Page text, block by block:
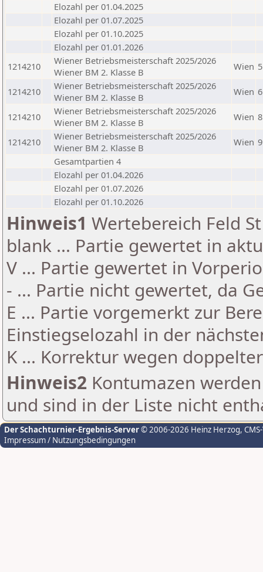
Elozahl per 01.04.2025
Elozahl per 01.07.2025
Elozahl per 01.10.2025
Elozahl per 01.01.2026
1214210
Wiener Betriebsmeisterschaft 2025/2026
Wiener BM 2. Klasse B
Wien 5
1214210
Wiener Betriebsmeisterschaft 2025/2026
Wiener BM 2. Klasse B
Wien 6
1214210
Wiener Betriebsmeisterschaft 2025/2026
Wiener BM 2. Klasse B
Wien 8
1214210
Wiener Betriebsmeisterschaft 2025/2026
Wiener BM 2. Klasse B
Wien 9
Gesamtpartien 4
Elozahl per 01.04.2026
Elozahl per 01.07.2026
Elozahl per 01.10.2026
Hinweis1 Wertebereich Feld
blank ... Partie gewertet in
V ... Partie gewertet in
- ... Partie nicht gewertet, da
E ... Partie vorgemerkt zur
Einstiegselozahl in der
K ... Korrektur wegen
Hinweis2 Kontumazen
und sind in der Liste nicht
Der Schachturnier-Ergebnis-Server© 2006-2026 Heinz Herzog,
Impressum / Nutzungsbedingungen